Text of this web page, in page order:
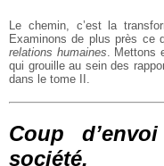
Le chemin, c’est la
Examinons de plus près ce
relations humaines. Mettons
qui grouille au sein des
dans le tome II.
Coup
société.